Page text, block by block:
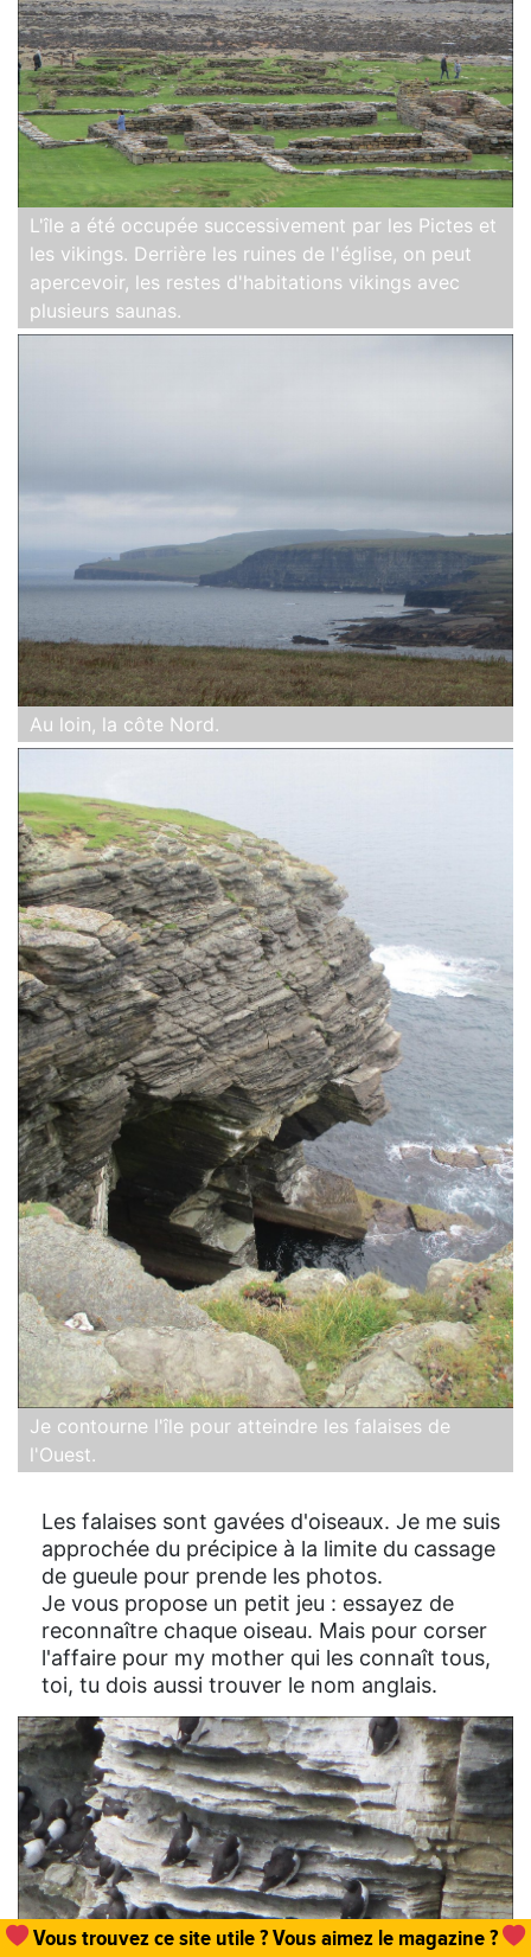
L'île a été occupée successivement par les Pictes et
les vikings. Derrière les ruines de l'église, on peut
apercevoir, les restes d'habitations vikings avec
plusieurs saunas.
Au loin, la côte Nord.
Je contourne l'île pour atteindre les falaises de
l'Ouest.
Les falaises sont gavées d'oiseaux. Je me suis
approchée du précipice à la limite du cassage
de gueule pour prende les photos.
Je vous propose un petit jeu : essayez de
reconnaître chaque oiseau. Mais pour corser
l'affaire pour my mother qui les connaît tous,
toi, tu dois aussi trouver le nom anglais.
Vous trouvez ce site utile ? Vous aimez le magazine ?